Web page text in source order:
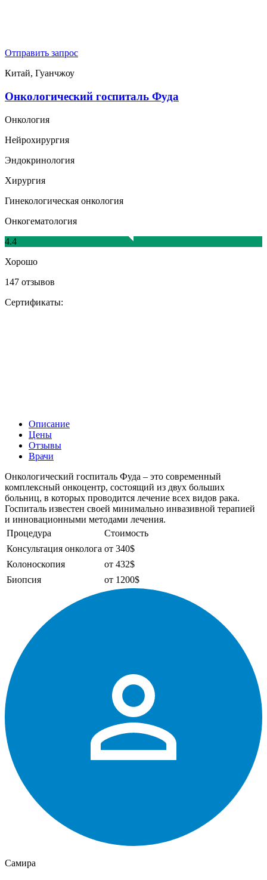
Отправить запрос
Китай, Гуанчжоу
Онкологический госпиталь Фуда
Онкология
Нейрохирургия
Эндокринология
Хирургия
Гинекологическая онкология
Онкогематология
4.4
Хорошо
147 отзывов
Сертификаты:
Описание
Цены
Отзывы
Врачи
Онкологический госпиталь Фуда – это современный
комплексный онкоцентр, состоящий из двух больших
больниц, в которых проводится лечение всех видов рака.
Госпиталь известен своей минимально инвазивной терапией
и инновационными методами лечения.
Процедура
Стоимость
Консультация онколога от 340$
Колоноскопия
от 432$
Биопсия
от 1200$
Самира